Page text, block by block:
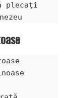
plecaţi